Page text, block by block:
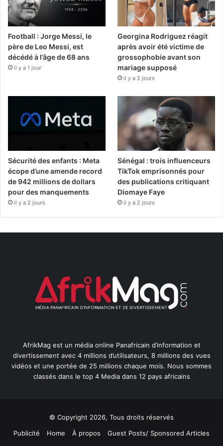
Football : Jorge Messi, le
père de Leo Messi, est
décédé à l’âge de 68 ans
il y a 1 jour
Georgina Rodriguez réagit
après avoir été victime de
grossophobie avant son
mariage supposé
il y a 2 jours
Sécurité des enfants : Meta
écope d’une amende record
de 942 millions de dollars
pour des manquements
il y a 2 jours
Sénégal : trois influenceurs
TikTok emprisonnés pour
des publications critiquant
Diomaye Faye
il y a 2 jours
AfrikMag est un média online Panafricain d’information et
divertissement avec 4 millions d’utilisateurs, 8 millions des vues
vidéos et une portée de 25 millions chaque mois. Nous sommes
classés dans le top 4 Media dans 12 pays africains
© Copyright 2026, Tous droits réservés
Publicité
Home À propos
Guest Posts/ Sponsored Articles